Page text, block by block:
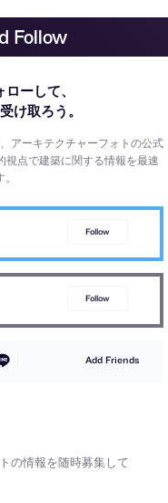
Follow
ーして、
け取ろう。
アーキテクチャーフォトの公式
視点で建築に関する情報を最速
Follow
Follow
Add Friends
の情報を随時募集して